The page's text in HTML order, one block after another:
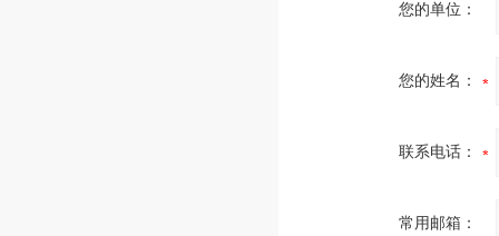
您的单位：
您的姓名：
联系电话：
常用邮箱：